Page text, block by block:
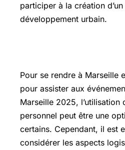
participer à la création
développement urbain.
Pour se rendre à Marseille
pour assister aux
Marseille 2025, l’utilisation
personnel peut être une
certains. Cependant, il est
considérer les aspects